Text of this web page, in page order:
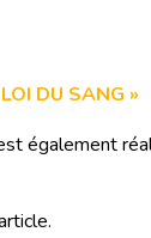
DU SANG »
également